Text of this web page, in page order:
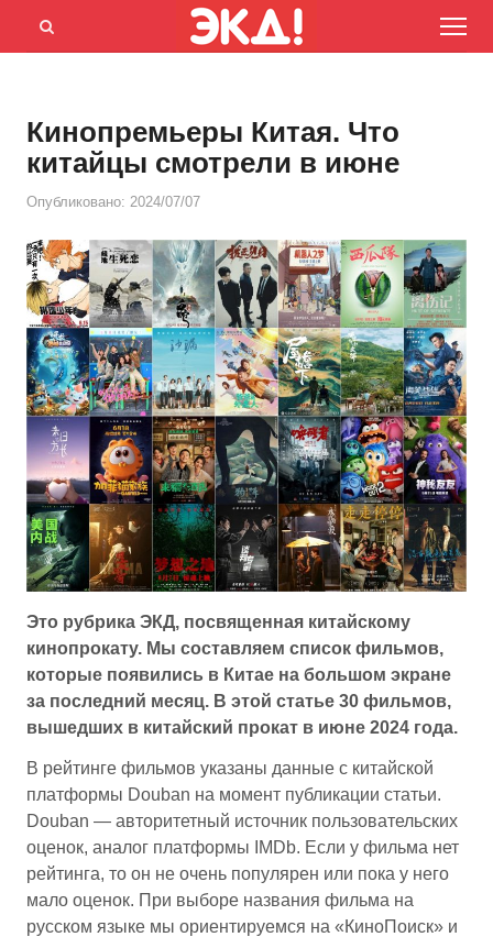
Menu
Открыть
Кинопремьеры Китая. Что
китайцы смотрели в июне
Опубликовано: 2024/07/07
Это рубрика ЭКД, посвященная китайскому
кинопрокату. Мы составляем список фильмов,
которые появились в Китае на большом экране
за последний месяц. В этой статье 30 фильмов,
вышедших в китайский прокат в июне 2024 года.
В рейтинге фильмов указаны данные с китайской
платформы Douban на момент публикации статьи.
Douban — авторитетный источник пользовательских
оценок, аналог платформы IMDb. Если у фильма нет
рейтинга, то он не очень популярен или пока у него
мало оценок. При выборе названия фильма на
русском языке мы ориентируемся на «КиноПоиск» и